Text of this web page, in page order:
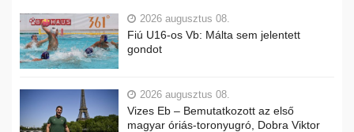
2026 augusztus 08.
Fiú U16-os Vb: Málta sem jelentett
gondot
2026 augusztus 08.
Vizes Eb – Bemutatkozott az első
magyar óriás-toronyugró, Dobra Viktor